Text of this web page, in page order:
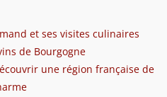
et ses visites culinaires
de Bourgogne
une région française de